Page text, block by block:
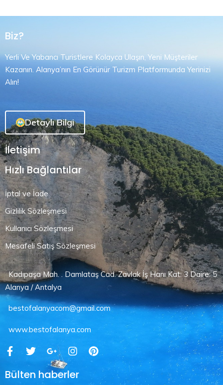
Biz?
Yerli Ve Yabancı Turistlere Kolayca Ulaşın, Yeni Müşteriler
Kazanın. Alanya’nın En Görünür Turizm Platformunda Yerinizi
Alın!
Detaylı Bilgi
İletişim
Hızlı Bağlantılar
İptal ve İade
Gizlilik Sözleşmesi
Kullanıcı Sözleşmesi
Mesafeli Satış Sözleşmesi
Kadıpaşa Mah. . Damlataş Cad. Zavlak İş Hanı Kat: 3 Daire: 5
Alanya / Antalya
bestofalanyacom@gmail.com
www.bestofalanya.com
Bülten haberler